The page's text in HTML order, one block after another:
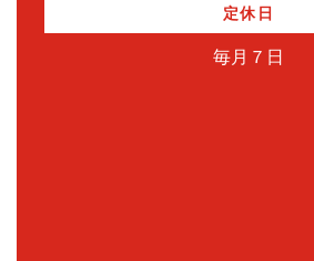
定休日
毎月７日